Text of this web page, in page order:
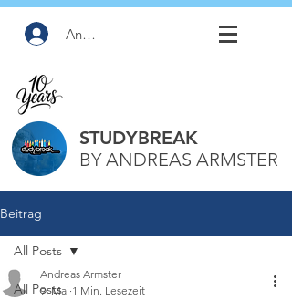
Anmelden
STUDYBREAK
BY ANDREAS ARMSTER
Beitrag
All Posts
All Posts
Andreas Armster
9. Mai 1 Min. Lesezeit